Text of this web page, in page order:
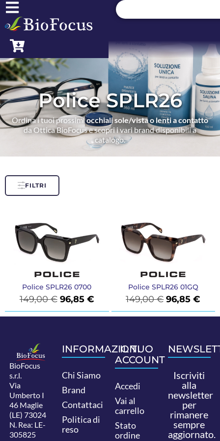
Police SPLR26
Ordina i tuoi prossimiocchiali sole/vista o lenti a contatto
da Ottica BioFocus e scopri i vari brand disponibili a
catalogo.
FILTRI
Police SPLR26 0700
149,00€ 96,85 €
Police SPLR26 01GQ
149,00€ 96,85€
BioFocus
s.r.l.
Via
Umberto I
46 Maglie
(LE) 73024
N. Rea: LE-
305825
INFORMAZIONI
Chi Siamo
Brand
Contattaci
Politica di
reso
IL TUO
ACCOUNT
Accedi
Vai al
carrello
Stato
ordine
Iscriviti
alla
newsletter
per
rimanere
sempre
aggiornato.